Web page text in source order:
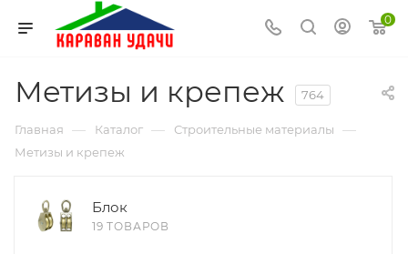
0
Метизы и крепеж 764
Главная — Каталог — Строительные материалы —
Метизы и крепеж
Блок
19 ТОВАРОВ